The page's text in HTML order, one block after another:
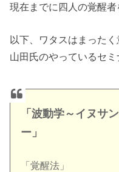
現在までに四人の覚醒者
以下、ワタスはまったく
山田氏のやっているセミ
「波動学～イヌサ
ー」
「覚醒法」